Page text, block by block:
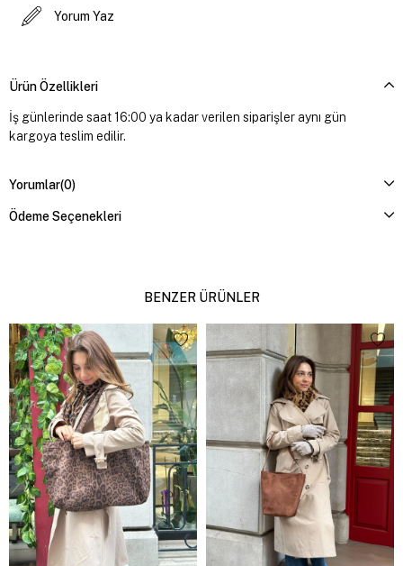
Yorum Yaz
Ürün Özellikleri
İş günlerinde saat 16:00 ya kadar verilen siparişler aynı gün
kargoya teslim edilir.
Yorumlar(0)
Ödeme Seçenekleri
BENZER ÜRÜNLER